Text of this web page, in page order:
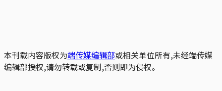
本刊载内容版权为端传媒编辑部或相关单位所有,未经端传媒
编辑部授权,请勿转载或复制,否则即为侵权。